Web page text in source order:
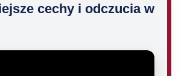
cechy i odczucia w